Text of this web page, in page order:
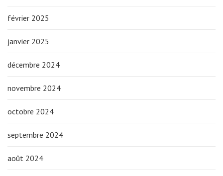
février 2025
janvier 2025
décembre 2024
novembre 2024
octobre 2024
septembre 2024
août 2024